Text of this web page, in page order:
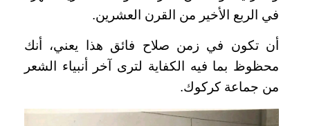
في الربع الأخير من القرن العشرين.
أن تكون في زمن صلاح فائق هذا يعني، أنك
محظوظ بما فيه الكفاية لترى آخر أنبياء الشعر
من جماعة كركوك.